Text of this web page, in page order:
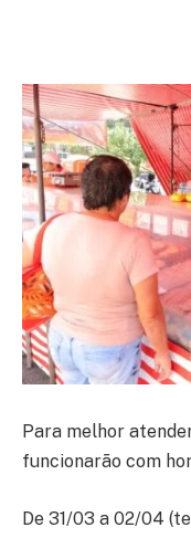
Para melhor
funcionarão com
De 31/03 a 02/04